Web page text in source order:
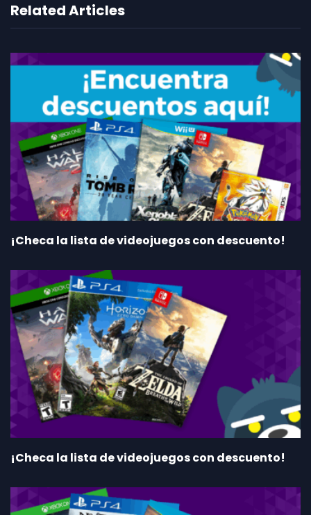
Related Articles
¡Checa la lista de videojuegos con descuento!
¡Checa la lista de videojuegos con descuento!